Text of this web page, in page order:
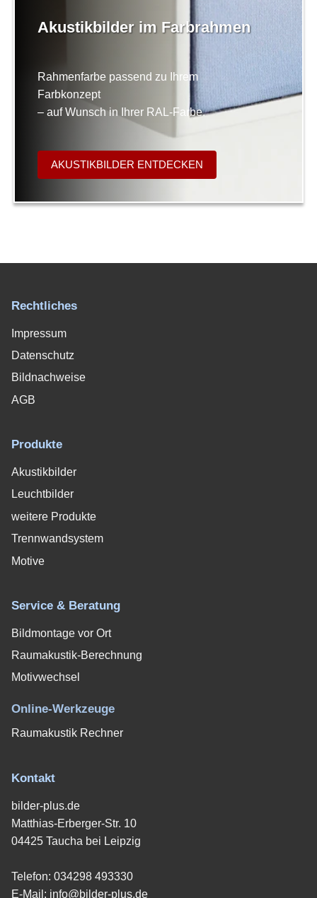
Akustikbilder im Farbrahmen
Rahmenfarbe passend zu Ihrem
Farbkonzept
– auf Wunsch in Ihrer RAL-Farbe.
AKUSTIKBILDER ENTDECKEN
Rechtliches
Impressum
Datenschutz
Bildnachweise
AGB
Produkte
Akustikbilder
Leuchtbilder
weitere Produkte
Trennwandsystem
Motive
Service & Beratung
Bildmontage vor Ort
Raumakustik-Berechnung
Motivwechsel
Online-Werkzeuge
Raumakustik Rechner
Kontakt
bilder-plus.de
Matthias-Erberger-Str. 10
04425 Taucha bei Leipzig
Telefon: 034298 493330
E-Mail: info@bilder-plus.de